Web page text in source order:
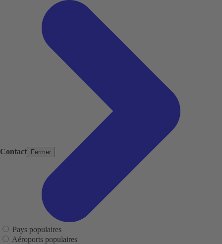
Contact Fermer
Pays populaires
Aéroports populaires